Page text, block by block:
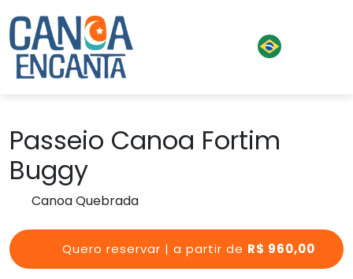
Passeio Canoa Fortim
Buggy
Canoa Quebrada
Quero reservar | a partir de R$ 960,00